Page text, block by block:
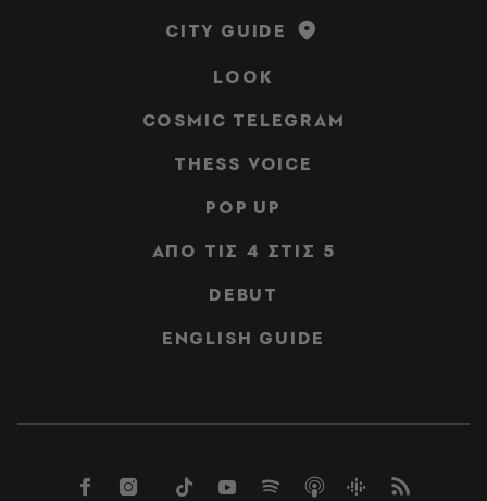
CITY GUIDE
LOOK
COSMIC TELEGRAM
THESS VOICE
POP UP
ΑΠΟ ΤΙΣ 4 ΣΤΙΣ 5
DEBUT
ENGLISH GUIDE